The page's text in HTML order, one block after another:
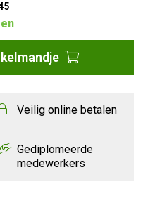
Veilig online betalen
Gediplomeerde
medewerkers